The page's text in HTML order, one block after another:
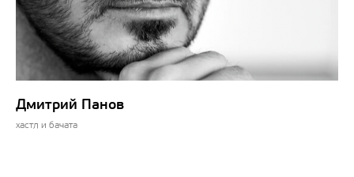
Дмитрий Панов
хастл и бачата